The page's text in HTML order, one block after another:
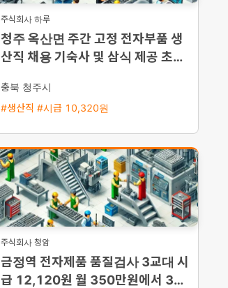
주식회사 하루
청주 옥산면 주간 고정 전자부품 생
산직 채용 기숙사 및 삼식 제공 초보
충북 청주시
#생산직 #시급 10,320원
주식회사 청암
금정역 전자제품 품질검사 3교대 시
급 12,120원 월 350만원에서 38